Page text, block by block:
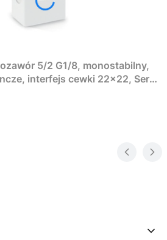
5/2 G1/8, monostabilny,
interfejs cewki 22×22, Seria